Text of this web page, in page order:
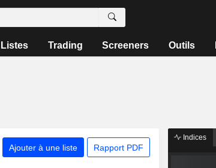
Listes Trading Screeners Outils
Ajouter à une liste Rapport PDF
Indices